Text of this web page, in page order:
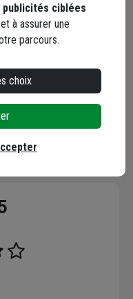
commandé ce produit
publicités ciblées
à assurer une
parcours.
choix